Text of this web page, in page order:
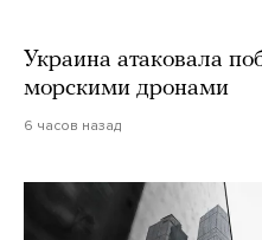
Украина атаковала
морскими дронами
6 часов назад